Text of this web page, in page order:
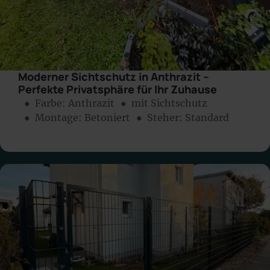
Moderner Sichtschutz in Anthrazit –
Perfekte Privatsphäre für Ihr Zuhause
● Farbe: Anthrazit
● mit Sichtschutz
● Montage: Betoniert ● Steher: Standard